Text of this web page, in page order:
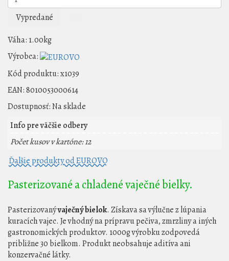
Vypredané
Váha: 1.00kg
Výrobca:
Kód produktu:x1039
EAN:8010053000614
Dostupnosť:Na sklade
Info pre väčšie odbery
Počet kusov v kartóne: 12
Ďalšie produkty od EUROVO
Pasterizované a chladené vaječné bielky.
Pasterizovanývaječný bielok. Získava sa výlučne z lúpania
kuracích vajec. Je vhodný na prípravu pečiva, zmrzliny a iných
gastronomických produktov. 1000g výrobku zodpovedá
približne 30 bielkom. Produkt neobsahuje aditíva ani
konzervačné látky.